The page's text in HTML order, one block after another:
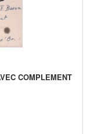
COMPLEMENT